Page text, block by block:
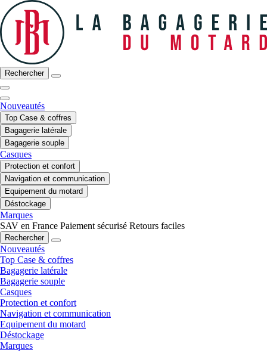
Rechercher
Nouveautés
Top Case & coffres
Bagagerie latérale
Bagagerie souple
Casques
Protection et confort
Navigation et communication
Equipement du motard
Déstockage
Marques
SAV en France Paiement sécurisé Retours faciles
Rechercher
Nouveautés
Top Case & coffres
Bagagerie latérale
Bagagerie souple
Casques
Protection et confort
Navigation et communication
Equipement du motard
Déstockage
Marques